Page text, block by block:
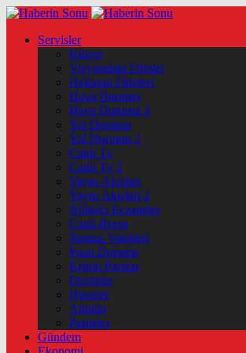
Servisler
Künye
Vizyondaki Filmler
Haftanin Filmleri
Hava Durumu
Hava Durumu 2
Yol Durumu
Yol Durumu 2
Canlı Tv
Canlı Tv 2
Yayın Akışları
Yayın Akışları 2
Nöbetçi Eczaneler
Canlı Borsa
Namaz Vakitleri
Puan Durumu
Kripto Paralar
Dövizler
Hisseler
Altınlar
Pariteler
Gündem